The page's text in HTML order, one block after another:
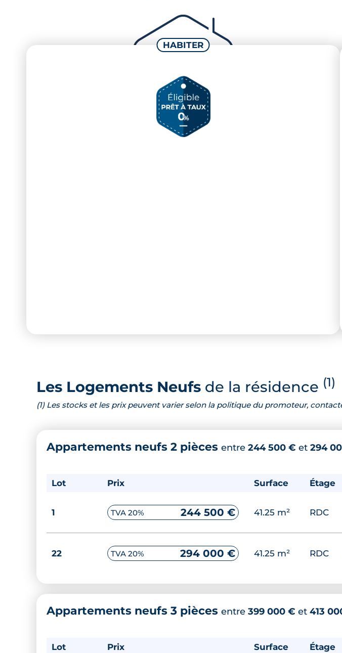
Les Logements Neufs de la résidence (1)
(1) Les stocks et les prix peuvent varier selon la politique du promoteur,
Appartements neufs 2 pièces entre 244 500 € et 294
Lot Prix Surface Étage
1 TVA 20% 244 500 € 41.25 m² RDC
22 TVA 20% 294 000 € 41.25 m² RDC
Appartements neufs 3 pièces entre 399 000 € et 413
Lot Prix Surface Étage